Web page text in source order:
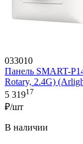
033010
Панель SMART-
Rotary, 2.4G)
5 31917
₽/шт
В наличии